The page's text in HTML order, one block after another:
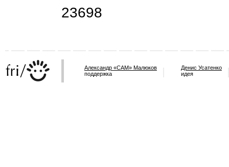
23698
Александр «САМ» Малюков
поддержка
Денис Усатенко
идея